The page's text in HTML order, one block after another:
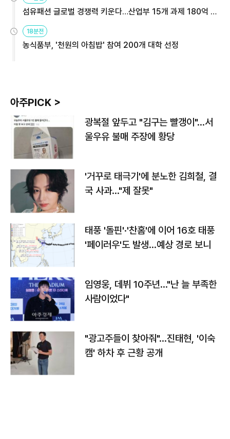
섬유패션 글로벌 경쟁력 키운다…산업부 15개 과제 180억 지
18분전
농식품부, '천원의 아침밥' 참여 200개 대학 선정
아주PICK >
광복절 앞두고 "김구는 빨갱이"…서
울우유 불매 주장에 황당
'거꾸로 태극기'에 분노한 김희철, 결
국 사과…"제 잘못"
태풍 '돌핀'·'찬홈'에 이어 16호 태풍
'페이러우'도 발생…예상 경로 보니
임영웅, 데뷔 10주년…"난 늘 부족한
사람이었다"
"광고주들이 찾아줘"…진태현, '이숙
캠' 하차 후 근황 공개